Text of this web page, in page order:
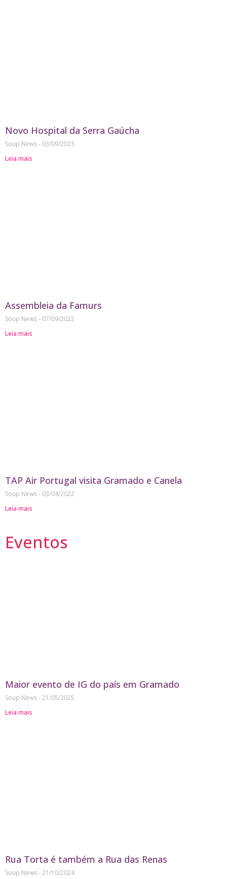
Novo Hospital da Serra Gaúcha
Soup News
03/09/2023
Leia mais
Assembleia da Famurs
Soup News
07/09/2022
Leia mais
TAP Air Portugal visita Gramado e Canela
Soup News
03/04/2022
Leia mais
Eventos
Maior evento de IG do país em Gramado
Soup News 21/05/2025
Leia mais
Rua Torta é também a Rua das Renas
Soup News 21/10/2024